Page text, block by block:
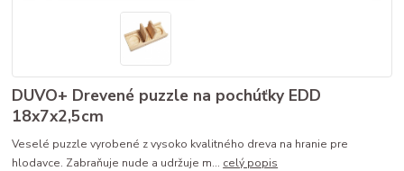
DUVO+ Drevené puzzle na pochúťky EDD
18x7x2,5cm
Veselé puzzle vyrobené z vysoko kvalitného dreva na hranie pre
hlodavce. Zabraňuje nude a udržuje m... celý popis